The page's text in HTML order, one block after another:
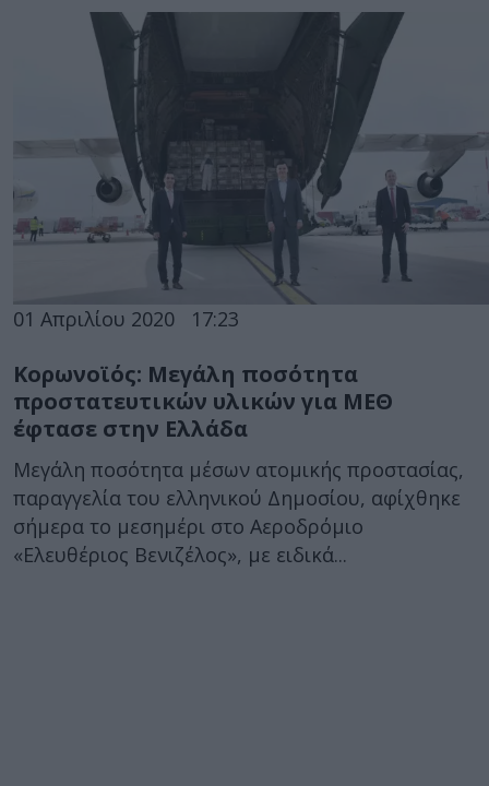
01 Απριλίου 2020 17:23
Κορωνοϊός: Μεγάλη ποσότητα
προστατευτικών υλικών για ΜΕΘ
έφτασε στην Ελλάδα
Μεγάλη ποσότητα μέσων ατομικής προστασίας,
παραγγελία του ελληνικού Δημοσίου, αφίχθηκε
σήμερα το μεσημέρι στο Αεροδρόμιο
«Ελευθέριος Βενιζέλος», με ειδικά...